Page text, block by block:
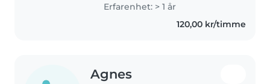
for children of different ages.
During the summer of..
Erfarenhet: > 1 år
120,00 kr/timme
Agnes